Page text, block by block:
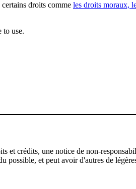
droits comme les droits moraux,
to use.
et crédits, une notice de non-
possible, et peut avoir d'autres de